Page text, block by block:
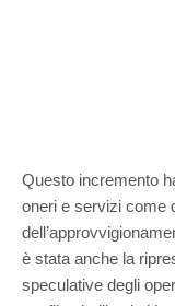
Questo incremento
oneri e servizi come
è stata anche la
speculative degli